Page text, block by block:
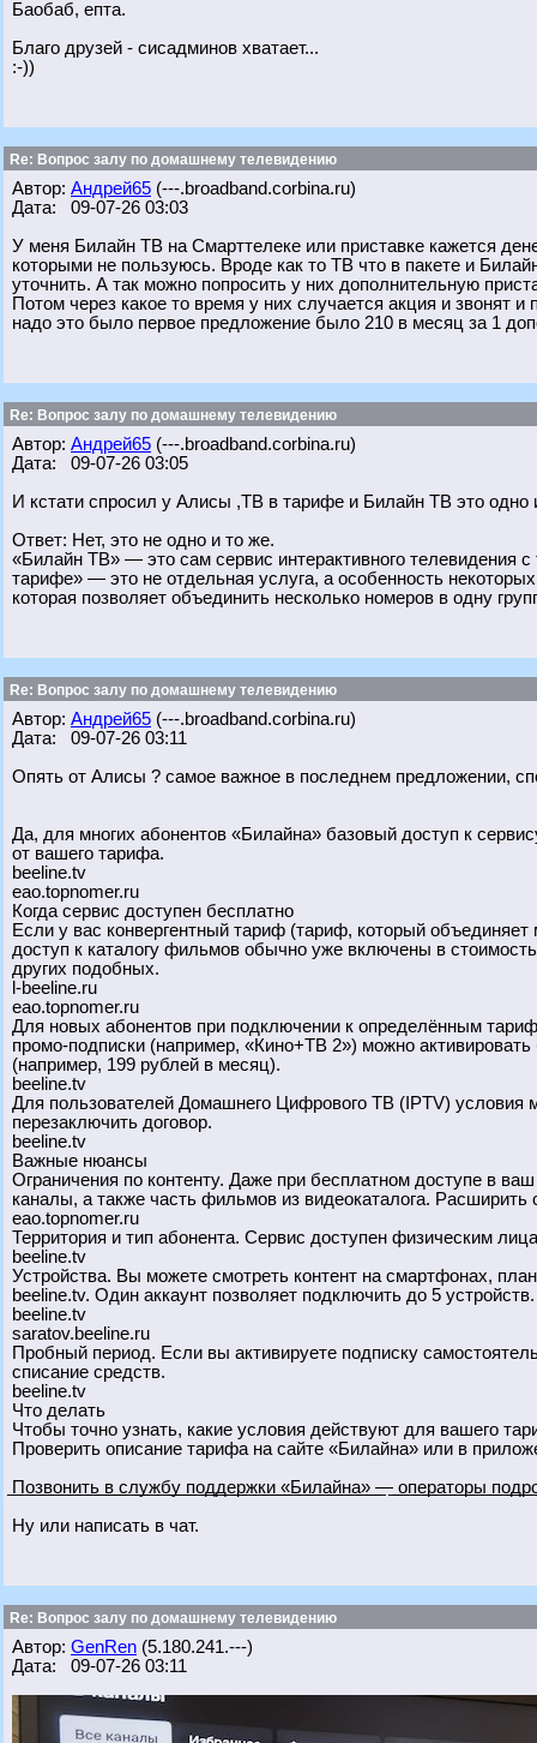
Баобаб, епта.
Благо друзей - сисадминов хватает...
:-))
Re: Вопрос залу по домашнему телевидению
Автор: Андрей65 (---.broadband.corbina.ru)
Дата: 09-07-26 03:03
У меня Билайн ТВ на Смарттелеке или приставке кажется
которыми не пользуюсь. Вроде как то ТВ что в пакете и
уточнить. А так можно попросить у них дополнительную
Потом через какое то время у них случается акция и звонят
надо это было первое предложение было 210 в месяц за 1
Re: Вопрос залу по домашнему телевидению
Автор: Андрей65 (---.broadband.corbina.ru)
Дата: 09-07-26 03:05
И кстати спросил у Алисы ,ТВ в тарифе и Билайн ТВ это одно
Ответ: Нет, это не одно и то же.
«Билайн ТВ» — это сам сервис интерактивного
тарифе» — это не отдельная услуга, а особенность
которая позволяет объединить несколько номеров в одну
Re: Вопрос залу по домашнему телевидению
Автор: Андрей65 (---.broadband.corbina.ru)
Дата: 09-07-26 03:11
Опять от Алисы ? самое важное в последнем предложении,
Да, для многих абонентов «Билайна» базовый доступ к
от вашего тарифа.
beeline.tv
eao.topnomer.ru
Когда сервис доступен бесплатно
Если у вас конвергентный тариф (тариф, который
доступ к каталогу фильмов обычно уже включены в
других подобных.
l-beeline.ru
eao.topnomer.ru
Для новых абонентов при подключении к определённым
промо-подписки (например, «Кино+ТВ 2») можно
(например, 199 рублей в месяц).
beeline.tv
Для пользователей Домашнего Цифрового ТВ (IPTV) условия
перезаключить договор.
beeline.tv
Важные нюансы
Ограничения по контенту. Даже при бесплатном доступе в
каналы, а также часть фильмов из видеокаталога.
eao.topnomer.ru
Территория и тип абонента. Сервис доступен физическим
beeline.tv
Устройства. Вы можете смотреть контент на смартфонах,
beeline.tv. Один аккаунт позволяет подключить до 5 устройств.
beeline.tv
saratov.beeline.ru
Пробный период. Если вы активируете подписку
списание средств.
beeline.tv
Что делать
Чтобы точно узнать, какие условия действуют для вашего
Проверить описание тарифа на сайте «Билайна» или в
͟П͟о͟з͟в͟о͟н͟и͟т͟ь͟ ͟в͟ ͟с͟л͟у͟ж͟б͟у͟ ͟п͟о͟д͟д͟е͟р͟ж͟к͟и͟ ͟«͟Б͟и͟л͟а͟й͟н͟а͟»͟ ͟—͟ ͟о͟п͟е͟р͟а͟т͟о͟р͟ы͟
Ну или написать в чат.
Re: Вопрос залу по домашнему телевидению
Автор: GenRen (5.180.241.---)
Дата: 09-07-26 03:11